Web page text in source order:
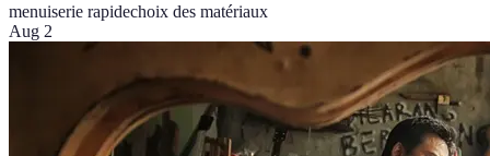
menuiserie rapidechoix des matériaux
Aug 2